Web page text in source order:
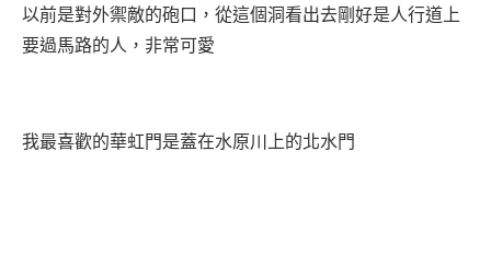
以前是對外禦敵的砲口，從這個洞看出去剛好是人行道上
要過馬路的人，非常可愛
我最喜歡的華虹門是蓋在水原川上的北水門